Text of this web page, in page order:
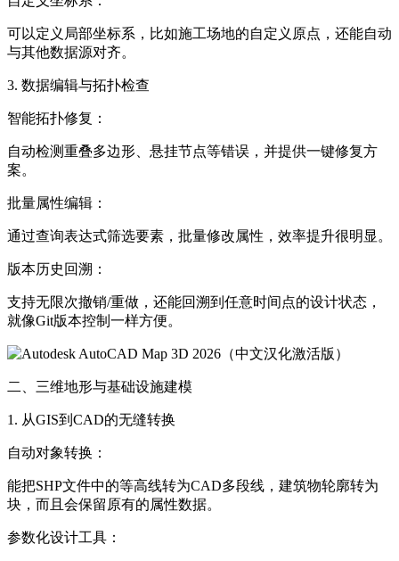
可以定义局部坐标系，比如施工场地的自定义原点，还能自动
与其他数据源对齐。
3. 数据编辑与拓扑检查
智能拓扑修复：
自动检测重叠多边形、悬挂节点等错误，并提供一键修复方
案。
批量属性编辑：
通过查询表达式筛选要素，批量修改属性，效率提升很明显。
版本历史回溯：
支持无限次撤销/重做，还能回溯到任意时间点的设计状态，
就像Git版本控制一样方便。
二、三维地形与基础设施建模
1. 从GIS到CAD的无缝转换
自动对象转换：
能把SHP文件中的等高线转为CAD多段线，建筑物轮廓转为
块，而且会保留原有的属性数据。
参数化设计工具：